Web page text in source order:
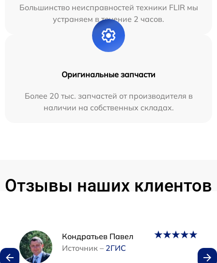
Большинство неисправностей техники FLIR мы
устраняем в течение 2 часов.
Оригинальные запчасти
Более 20 тыс. запчастей от производителя в
наличии на собственных складах.
Отзывы наших клиентов
Кондратьев Павел
Источник – 2ГИС
Наши мастера